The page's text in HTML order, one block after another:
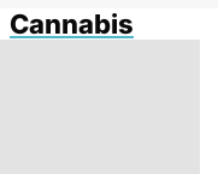
Cannabis